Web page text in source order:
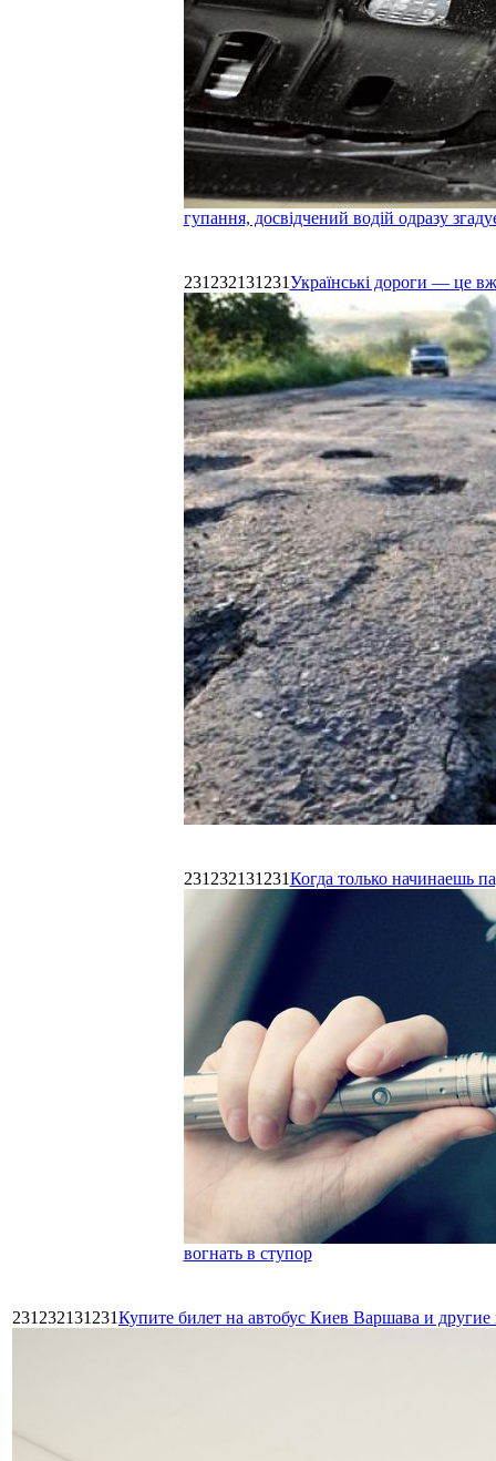
гупання, досвідчений водій одразу
231232131231Українські дороги — це
231232131231Когда только начинаешь
вогнать в ступор
231232131231Купите билет на автобус Киев Варшава и